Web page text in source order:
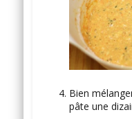
Bien
pâte une